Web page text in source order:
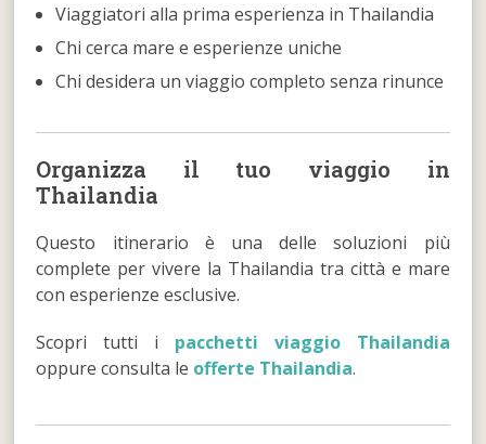
Viaggiatori alla prima esperienza in Thailandia
Chi cerca mare e esperienze uniche
Chi desidera un viaggio completo senza rinunce
Organizza il tuo viaggio in
Thailandia
Questo itinerario è una delle soluzioni più
complete per vivere la Thailandia tra città e mare
con esperienze esclusive.
Scopri tutti i pacchetti viaggio Thailandia
oppure consulta le offerte Thailandia.